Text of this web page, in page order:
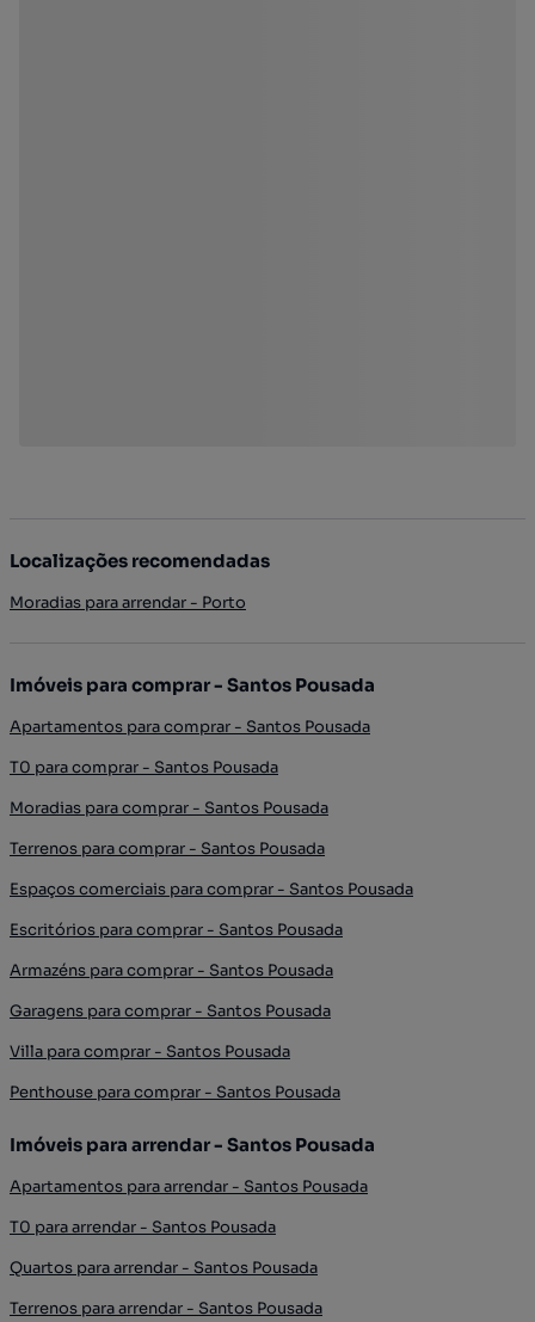
Localizações recomendadas
Moradias para arrendar - Porto
Imóveis para comprar - Santos Pousada
Apartamentos para comprar - Santos Pousada
T0 para comprar - Santos Pousada
Moradias para comprar - Santos Pousada
Terrenos para comprar - Santos Pousada
Espaços comerciais para comprar - Santos Pousada
Escritórios para comprar - Santos Pousada
Armazéns para comprar - Santos Pousada
Garagens para comprar - Santos Pousada
Villa para comprar - Santos Pousada
Penthouse para comprar - Santos Pousada
Imóveis para arrendar - Santos Pousada
Apartamentos para arrendar - Santos Pousada
T0 para arrendar - Santos Pousada
Quartos para arrendar - Santos Pousada
Terrenos para arrendar - Santos Pousada